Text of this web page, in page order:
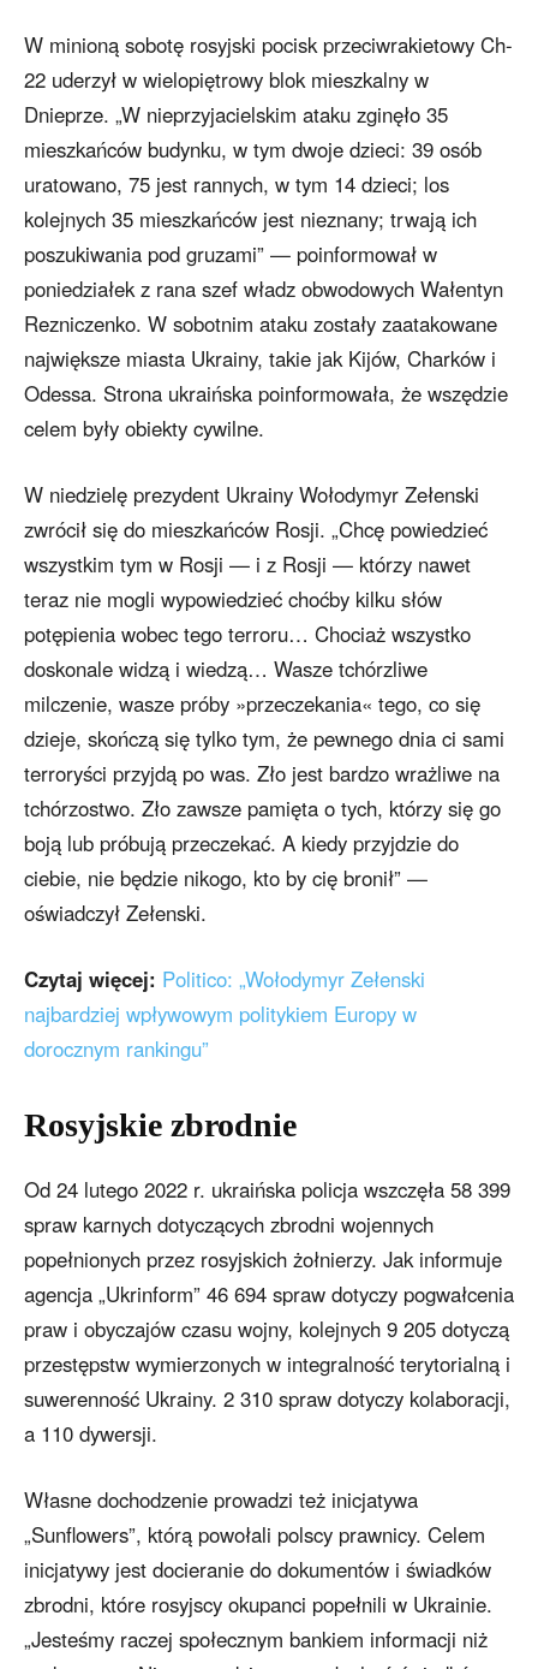
W minioną sobotę rosyjski pocisk przeciwrakietowy Ch-
22 uderzył w wielopiętrowy blok mieszkalny w
Dnieprze. „W nieprzyjacielskim ataku zginęło 35
mieszkańców budynku, w tym dwoje dzieci: 39 osób
uratowano, 75 jest rannych, w tym 14 dzieci; los
kolejnych 35 mieszkańców jest nieznany; trwają ich
poszukiwania pod gruzami” — poinformował w
poniedziałek z rana szef władz obwodowych Wałentyn
Rezniczenko. W sobotnim ataku zostały zaatakowane
największe miasta Ukrainy, takie jak Kijów, Charków i
Odessa. Strona ukraińska poinformowała, że wszędzie
celem były obiekty cywilne.
W niedzielę prezydent Ukrainy Wołodymyr Zełenski
zwrócił się do mieszkańców Rosji. „Chcę powiedzieć
wszystkim tym w Rosji — i z Rosji — którzy nawet
teraz nie mogli wypowiedzieć choćby kilku słów
potępienia wobec tego terroru… Chociaż wszystko
doskonale widzą i wiedzą… Wasze tchórzliwe
milczenie, wasze próby »przeczekania« tego, co się
dzieje, skończą się tylko tym, że pewnego dnia ci sami
terroryści przyjdą po was. Zło jest bardzo wrażliwe na
tchórzostwo. Zło zawsze pamięta o tych, którzy się go
boją lub próbują przeczekać. A kiedy przyjdzie do
ciebie, nie będzie nikogo, kto by cię bronił” —
oświadczył Zełenski.
Czytaj więcej: Politico: „Wołodymyr Zełenski
najbardziej wpływowym politykiem Europy w
dorocznym rankingu”
Rosyjskie zbrodnie
Od 24 lutego 2022 r. ukraińska policja wszczęła 58 399
spraw karnych dotyczących zbrodni wojennych
popełnionych przez rosyjskich żołnierzy. Jak informuje
agencja „Ukrinform” 46 694 spraw dotyczy pogwałcenia
praw i obyczajów czasu wojny, kolejnych 9 205 dotyczą
przestępstw wymierzonych w integralność terytorialną i
suwerenność Ukrainy. 2 310 spraw dotyczy kolaboracji,
a 110 dywersji.
Własne dochodzenie prowadzi też inicjatywa
„Sunflowers”, którą powołali polscy prawnicy. Celem
inicjatywy jest docieranie do dokumentów i świadków
zbrodni, które rosyjscy okupanci popełnili w Ukrainie.
„Jesteśmy raczej społecznym bankiem informacji niż